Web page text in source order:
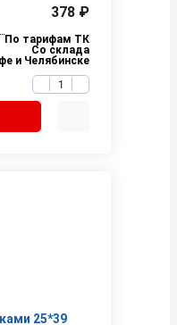
378 ₽
По тарифам ТК
Со склада
и Челябинске
25*39